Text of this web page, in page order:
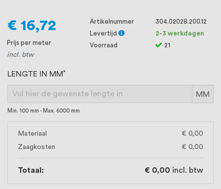
€ 16,72
Prijs per meter
incl. btw
Artikelnummer
304.02028.200.12
Levertijd
2-3 werkdagen
Voorraad
21
LENGTE IN MM
MM
Min. 100 mm - Max. 6000 mm
Materiaal
€ 0,00
Zaagkosten
€ 0,00
Totaal: € 0,00 incl. btw